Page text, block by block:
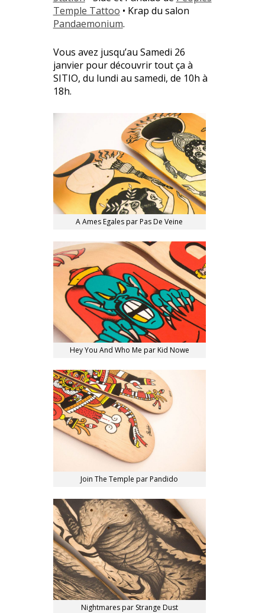
Temple Tattoo • Krap du salon
Pandaemonium.
Vous avez jusqu’au Samedi 26
janvier pour découvrir tout ça à
SITIO, du lundi au samedi, de 10h à
18h.
A Ames Egales par Pas De Veine
Hey You And Who Me par Kid Nowe
Join The Temple par Pandido
Nightmares par Strange Dust